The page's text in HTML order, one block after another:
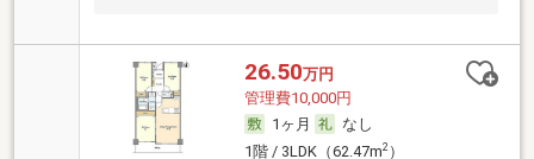
26.50万円
管理費10,000円
1ヶ月
なし
1階 / 3LDK（62.47m2）